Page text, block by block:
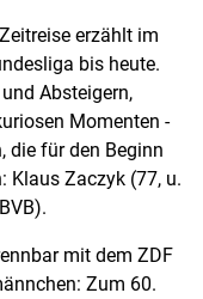
erzählt im
bis heute.
Absteigern,
Momenten -
die für den Beginn
Klaus Zaczyk (77, u.
mit dem ZDF
Zum 60.